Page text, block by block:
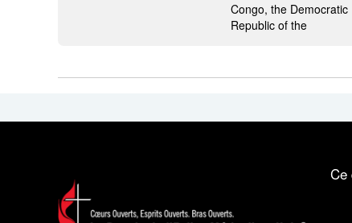
Congo, the Democratic
Republic of the
Ce